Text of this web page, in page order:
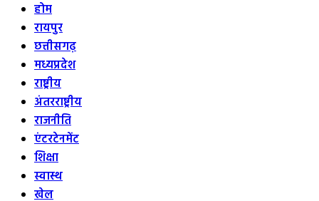
होम
रायपुर
छत्तीसगढ़
मध्यप्रदेश
राष्ट्रीय
अंतरराष्ट्रीय
राजनीति
एंटरटेनमेंट
शिक्षा
स्वास्थ
खेल